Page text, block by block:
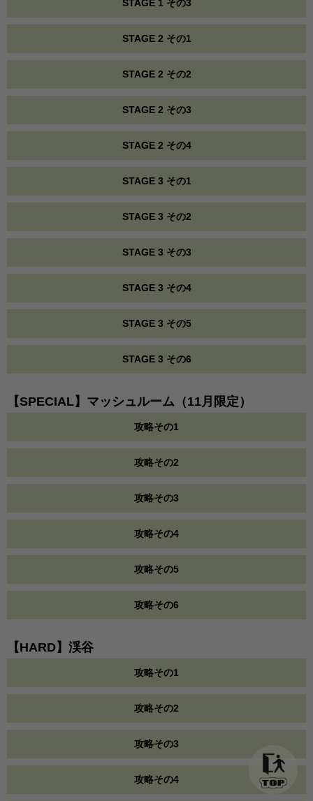
STAGE 1 その3
STAGE 2 その1
STAGE 2 その2
STAGE 2 その3
STAGE 2 その4
STAGE 3 その1
STAGE 3 その2
STAGE 3 その3
STAGE 3 その4
STAGE 3 その5
STAGE 3 その6
【SPECIAL】マッシュルーム（11月限定）
攻略その1
攻略その2
攻略その3
攻略その4
攻略その5
攻略その6
【HARD】渓谷
攻略その1
攻略その2
攻略その3
攻略その4